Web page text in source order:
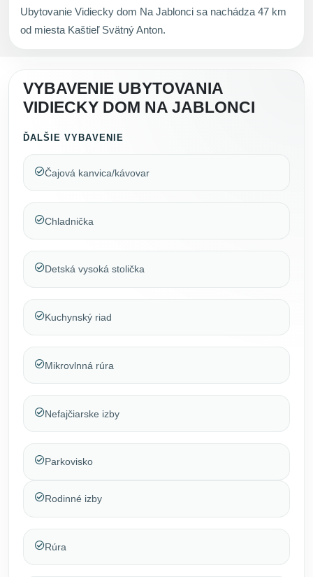
Ubytovanie Vidiecky dom Na Jablonci sa nachádza 47 km
od miesta Kaštieľ Svätný Anton.
VYBAVENIE UBYTOVANIA
VIDIECKY DOM NA JABLONCI
ĎALŠIE VYBAVENIE
Čajová kanvica/kávovar
Chladnička
Detská vysoká stolička
Kuchynský riad
Mikrovlnná rúra
Nefajčiarske izby
Parkovisko
Rodinné izby
Rúra